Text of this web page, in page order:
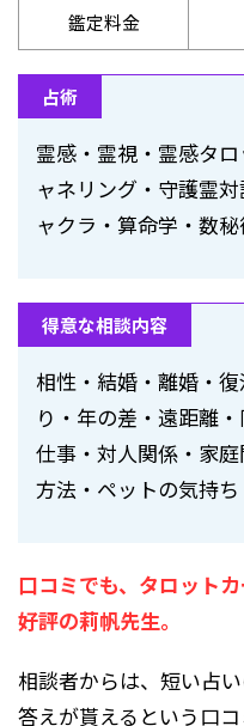
鑑定料金
占術
霊感・霊視・霊感タ
ャネリング・守護霊
ャクラ・算命学・数
得意な相談内容
相性・結婚・離婚・
り・年の差・遠距離
仕事・対人関係・家
方法・ペットの気持ち
口コミでも、タロット
好評の莉帆先生。
相談者からは、短い占
答えが貰えるという口